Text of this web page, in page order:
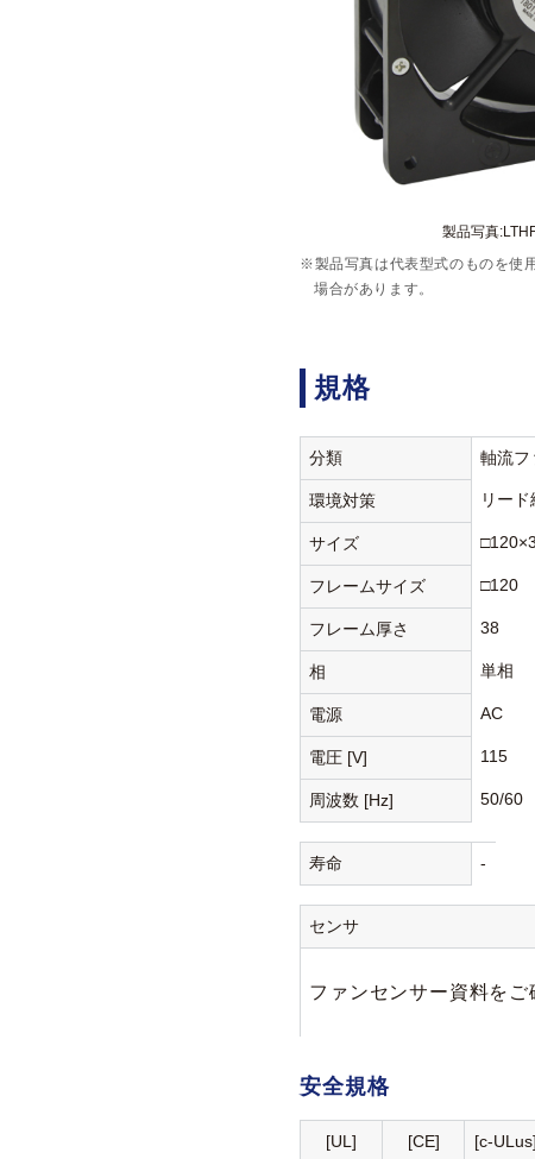
製品写真
※製品写真は代表型式のものを使
場合があります。
規格
分類 軸流フ
環境対策 リード
サイズ
フレームサイズ □120
フレーム厚さ 38
相 単相
電源 AC
電圧 [V] 115
周波数 [Hz] 50/60
寿命 -
センサ
ファンセンサー資料をご
安全規格
[UL] [CE] [c-ULus]